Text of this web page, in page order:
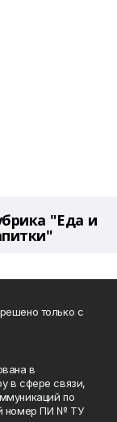
"Еда и
только с
в
в сфере связи,
по
номер ПИ № ТУ